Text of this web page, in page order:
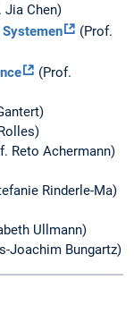
Jia Chen)
(Prof.
(Prof.
Reto Achermann)
Rinderle-Ma)
Ullmann)
Joachim Bungartz)